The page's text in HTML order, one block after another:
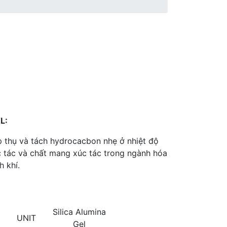
và tách hydrocacbon nhẹ ở nhiệt độ
và chất mang xúc tác trong ngành hóa
khí.
UNIT
Silica Alumina
Gel